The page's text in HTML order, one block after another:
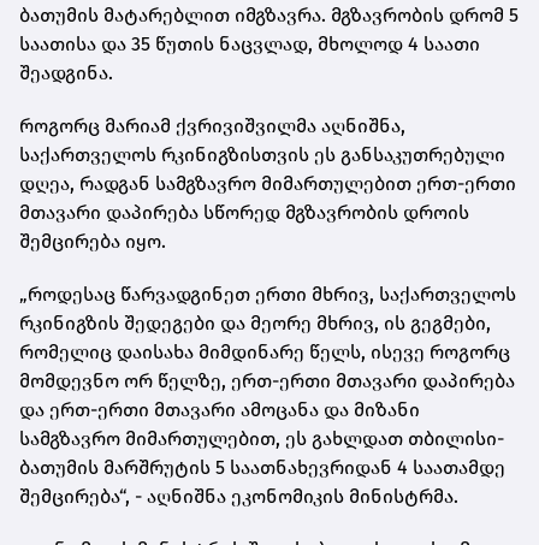
ბათუმის მატარებლით იმგზავრა. მგზავრობის დრომ 5
საათისა და 35 წუთის ნაცვლად, მხოლოდ 4 საათი
შეადგინა.
როგორც მარიამ ქვრივიშვილმა აღნიშნა,
საქართველოს რკინიგზისთვის ეს განსაკუთრებული
დღეა, რადგან სამგზავრო მიმართულებით ერთ-ერთი
მთავარი დაპირება სწორედ მგზავრობის დროის
შემცირება იყო.
„როდესაც წარვადგინეთ ერთი მხრივ, საქართველოს
რკინიგზის შედეგები და მეორე მხრივ, ის გეგმები,
რომელიც დაისახა მიმდინარე წელს, ისევე როგორც
მომდევნო ორ წელზე, ერთ-ერთი მთავარი დაპირება
და ერთ-ერთი მთავარი ამოცანა და მიზანი
სამგზავრო მიმართულებით, ეს გახლდათ თბილისი-
ბათუმის მარშრუტის 5 საათნახევრიდან 4 საათამდე
შემცირება“, - აღნიშნა ეკონომიკის მინისტრმა.